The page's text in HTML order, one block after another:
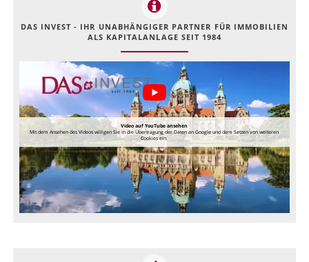
DAS INVEST - IHR UNABHÄNGIGER PARTNER FÜR IMMOBILIEN
ALS KAPITALANLAGE SEIT 1984
Video auf YouTube ansehen
Mit dem Ansehen des Videos willigen Sie in die Übertragung der Daten an Google und dem Setzen von weiteren
Cookies ein.